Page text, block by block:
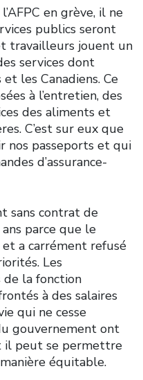
en grève, il ne
publics seront
travailleurs jouent un
services dont
les Canadiens. Ce
à l’entretien, des
des aliments et
C’est sur eux que
nos passeports et qui
d’assurance-
sans contrat de
parce que le
a carrément refusé
Les
la fonction
à des salaires
qui ne cesse
gouvernement ont
il peut se permettre
équitable.